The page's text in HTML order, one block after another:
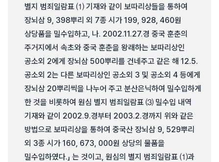
별지 범죄일람표 ⑴ 기재와 같이 보따리상들을 통하여
장뇌삼 9, 398뿌리 외 7종 시가 199, 928, 460원
상당품을 밀수입하고, 나. 2002.11.27.경 중국 훈춘의
주거지에서 속초와 중국 훈춘을 왕래하는 보따리상인
공소외 2에게 장뇌삼 500뿌리를 건네주고 같은 해 12.5.
공소외 2는 다른 보따리상인 공소외 3 및 공소외 4 등에게
장뇌삼 20뿌리씩을 나누어 주고 분산은닉하여 밀수입하게
한 것을 비롯하여 원심 별지 범죄일람표 ⑶ 밀수입 내역
기재와 같이 2002.9.경부터 2003.2.경까지 위와 같은
방법으로 보따리상을 통하여 중국산 장뇌삼 9, 529뿌리
외 3종 시가 160, 673, 000원 상당의 물품을
밀수입하였다.」 는 것이고, 원심의 별지 범죄일람표 ⑴과